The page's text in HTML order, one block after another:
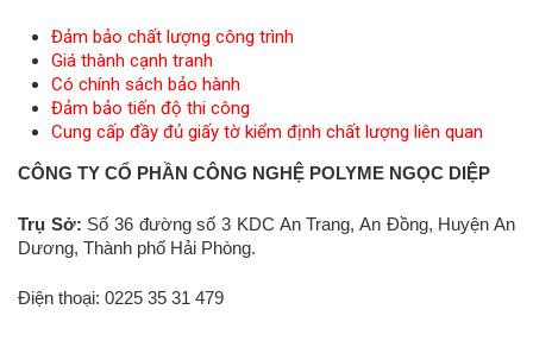
Đảm bảo chất lượng công trình
Giá thành cạnh tranh
Có chính sách bảo hành
Đảm bảo tiến độ thi công
Cung cấp đầy đủ giấy tờ kiểm định chất lượng liên quan
CÔNG TY CỔ PHẦN CÔNG NGHỆ POLYME NGỌC DIỆP
Trụ Sở: Số 36 đường số 3 KDC An Trang, An Đồng, Huyện An
Dương, Thành phố Hải Phòng.
Điện thoại: 0225 35 31 479